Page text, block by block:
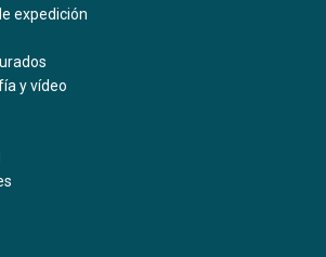
expedición
y vídeo